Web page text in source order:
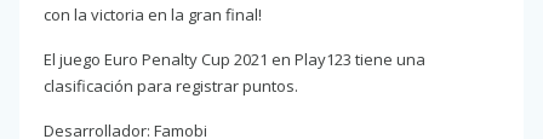
con la victoria en la gran final!
El juego Euro Penalty Cup 2021 en Play123 tiene una
clasificación para registrar puntos.
Desarrollador: Famobi